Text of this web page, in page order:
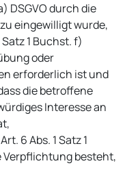
DSGVO durch die
eingewilligt wurde,
1 Buchst. f)
oder
erforderlich ist und
die betroffene
Interesse an
6 Abs. 1 Satz 1
Verpflichtung besteht,